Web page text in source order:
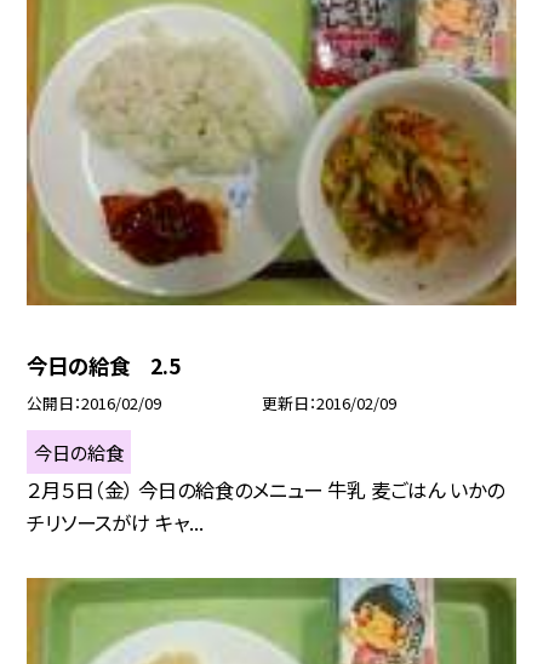
今日の給食 2.5
公開日 2016/02/09 更新日 2016/02/09
今日の給食
２月５日（金） 今日の給食のメニュー 牛乳 麦ごはん いかの
チリソースがけ キャ...